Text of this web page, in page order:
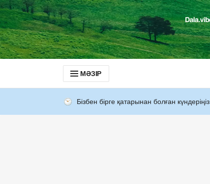
МӘЗІР
Бізбен бірге қатарынан болған күндеріңіз